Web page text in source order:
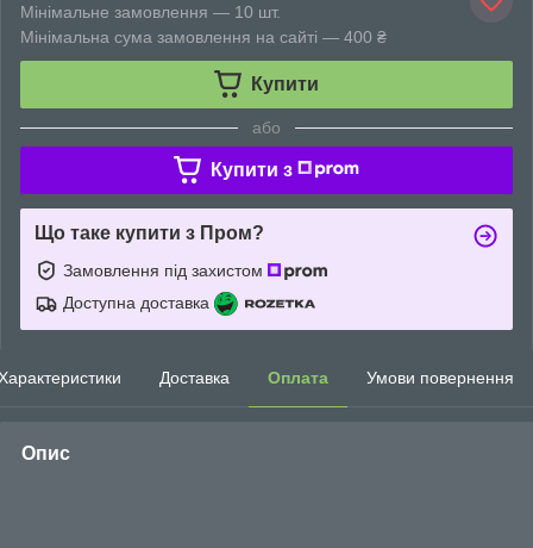
Мінімальне замовлення — 10 шт.
Мінімальна сума замовлення на сайті — 400 ₴
Купити
або
Купити з
Що таке купити з Пром?
Замовлення під захистом
Доступна доставка
Доставка Оплата Умови повернення
Опис